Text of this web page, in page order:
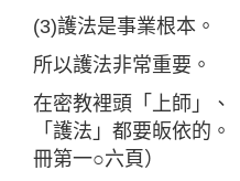
(3)護法是事業根本。
所以護法非常重要。
在密教裡頭「上師」、
「護法」都要皈依的
冊第一○六頁）